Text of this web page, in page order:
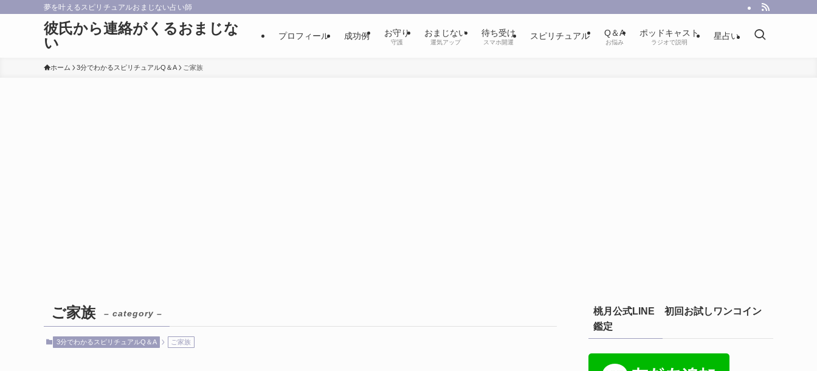
夢を叶えるスピリチュアルおまじない占い師
彼氏から連絡がくるおまじな
い
プロフィール 成功例 お守り
守護
おまじない
運気アップ
待ち受け
スマホ開運
スピリチュアル Q＆A
お悩み
ポッドキャスト
ラジオで説明
星占い
ホーム 3分でわかるスピリチュアルQ＆A ご家族
ご家族 – category –
3分でわかるスピリチュアルQ＆A ご家族
桃月公式LINE 初回お試しワンコイン
鑑定